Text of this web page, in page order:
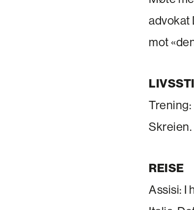
advokat
mot
Skreien.
REISE
Assisi: I